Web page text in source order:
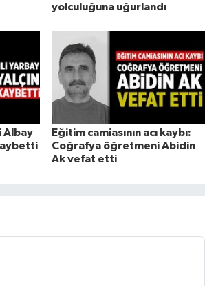
yolculuğuna uğurlandı
Albay
Eğitim camiasının acı kaybı:
Coğrafya öğretmeni Abidin
Ak vefat etti